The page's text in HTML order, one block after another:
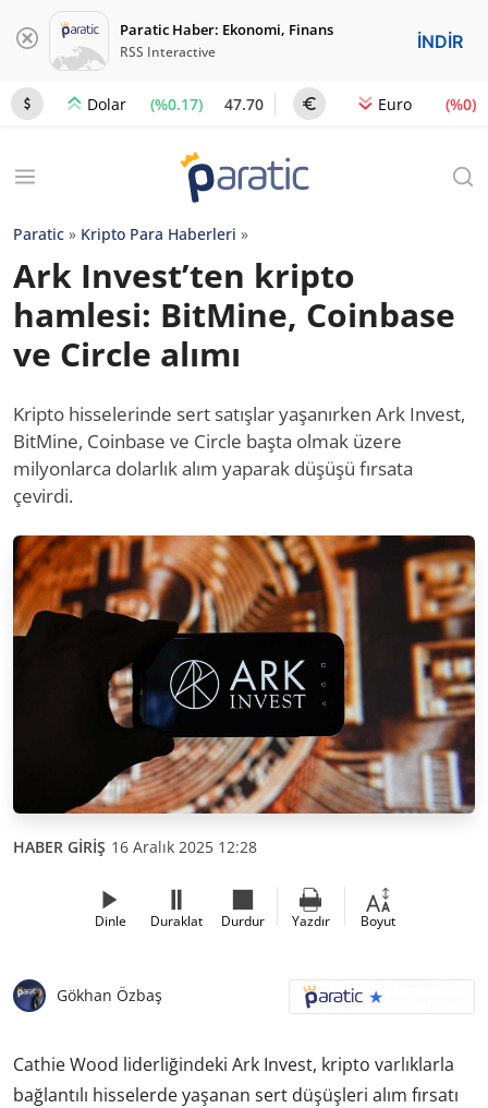
Paratic Haber: Ekonomi, Finans
RSS Interactive İNDİR
Dolar (%0.17) 47.70 Euro (%0)
Paratic » Kripto Para Haberleri »
Ark Invest’ten kripto
hamlesi: BitMine, Coinbase
ve Circle alımı
Kripto hisselerinde sert satışlar yaşanırken Ark Invest,
BitMine, Coinbase ve Circle başta olmak üzere
milyonlarca dolarlık alım yaparak düşüşü fırsata
çevirdi.
HABER GİRİŞ 16 Aralık 2025 12:28
Dinle Duraklat Durdur Yazdır Boyut
Gökhan Özbaş
Cathie Wood liderliğindeki Ark Invest, kripto varlıklarla
bağlantılı hisselerde yaşanan sert düşüşleri alım fırsatı